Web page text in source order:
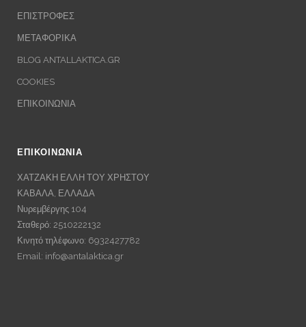
ΕΠΙΣΤΡΟΦΕΣ
ΜΕΤΑΦΟΡΙΚΑ
BLOG ANTALLAKTICA.GR
COOKIES
ΕΠΙΚΟΙΝΩΝΙΑ
ΕΠΙΚΟΙΝΩΝΙΑ
ΧΑΤΖΑΚΗ ΕΛΛΗ ΤΟΥ ΧΡΗΣΤΟΥ
ΚΑΒΑΛΑ, ΕΛΛΑΔΑ
Νυρεμβέργης 104
Σταθερό: 2510222132
Κινητό τηλέφωνο: 6932427782
Email: info@antalaktica.gr